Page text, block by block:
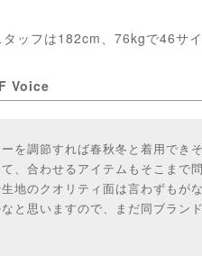
タッフは182cm、76kgで46サ
Voice
を調節すれば春秋冬と着用でき
、合わせるアイテムもそこまで
地のクオリティ面は言わずもが
と思いますので、まだ同ブラン